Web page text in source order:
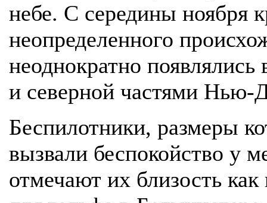
небе. С середины ноября
неопределенного
неоднократно
и северной частями Нью-
Беспилотники, размеры
вызвали беспокойство у
отмечают их близость